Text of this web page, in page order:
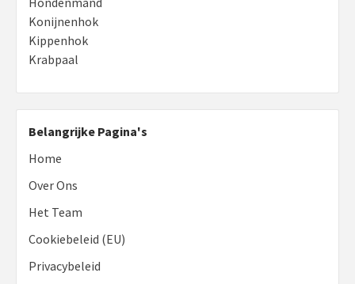
Konijnenhok
Kippenhok
Krabpaal
Belangrijke Pagina's
Home
Over Ons
Het Team
Cookiebeleid (EU)
Privacybeleid